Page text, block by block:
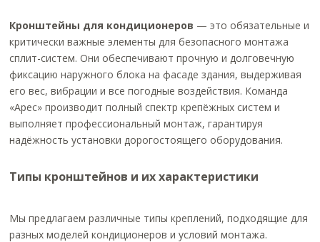
Кронштейны для кондиционеров — это обязательные и
критически важные элементы для безопасного монтажа
сплит-систем. Они обеспечивают прочную и долговечную
фиксацию наружного блока на фасаде здания, выдерживая
его вес, вибрации и все погодные воздействия. Команда
«Арес» производит полный спектр крепёжных систем и
выполняет профессиональный монтаж, гарантируя
надёжность установки дорогостоящего оборудования.
Типы кронштейнов и их характеристики
Мы предлагаем различные типы креплений, подходящие для
разных моделей кондиционеров и условий монтажа.